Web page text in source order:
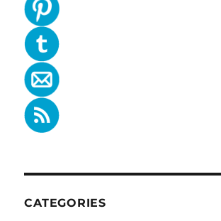
CATEGORIES